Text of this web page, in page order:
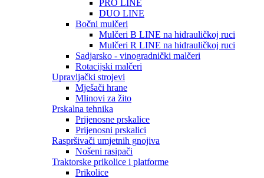
PRO LINE
DUO LINE
Bočni mulčeri
Mulčeri B LINE na hidrauličkoj ruci
Mulčeri R LINE na hidrauličkoj ruci
Sadjarsko - vinogradnički malčeri
Rotacijski malčeri
Upravljački strojevi
Mješači hrane
Mlinovi za žito
Prskalna tehnika
Prijenosne prskalice
Prijenosni prskalici
Raspršivači umjetnih gnojiva
Nošeni rasipači
Traktorske prikolice i platforme
Prikolice